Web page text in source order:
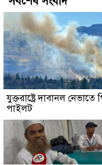
যুক্তরাষ্ট্রে দাবানল
পাইলট